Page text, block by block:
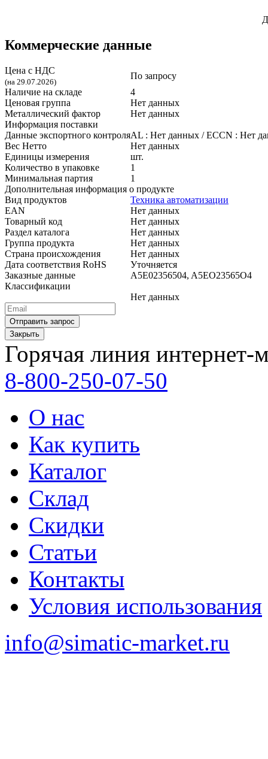
Коммерческие данные
Цена с НДС
(на 29.07.2026)
По запросу
Наличие на складе
4
Ценовая группа
Нет данных
Металлический фактор
Нет данных
Информация поставки
Данные экспортного контроляAL : Нет данных / ECCN : Нет
Вес Нетто
Нет данных
Единицы измерения
шт.
Количество в упаковке
1
Минимальная партия
1
Дополнительная информация о продукте
Вид продуктов
Техника автоматизации
EAN
Нет данных
Товарный код
Нет данных
Раздел каталога
Нет данных
Группа продукта
Нет данных
Страна происхождения
Нет данных
Дата соответствия RoHS
Уточняется
Заказные данные
A5E02356504, A5EO23565O4
Классификации
Нет данных
Закрыть
Горячая линия интернет-
8-800-250-07-50
О нас
Как купить
Каталог
Склад
Скидки
Статьи
Контакты
Условия использования
info@simatic-market.ru